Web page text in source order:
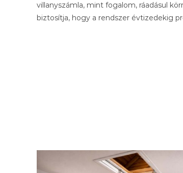
villanyszámla, mint fogalom, ráadásul
biztosítja, hogy a rendszer évtizedekig